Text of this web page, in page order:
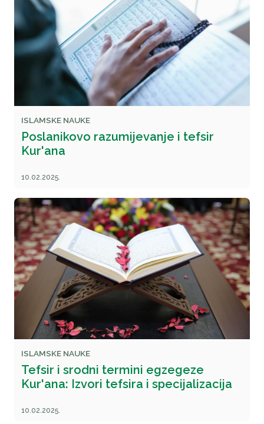
ISLAMSKE NAUKE
Poslanikovo razumijevanje i tefsir
Kur'ana
10.02.2025.
ISLAMSKE NAUKE
Tefsir i srodni termini egzegeze
Kur'ana: Izvori tefsira i specijalizacija
10.02.2025.